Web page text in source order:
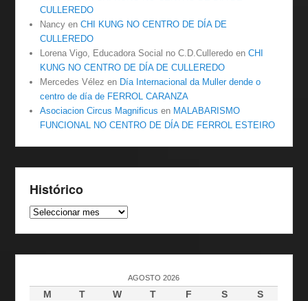
CULLEREDO
Nancy enCHI KUNG NO CENTRO DE DÍA DE
CULLEREDO
Lorena Vigo, Educadora Social no C.D.Culleredo enCHI
KUNG NO CENTRO DE DÍA DE CULLEREDO
Mercedes Vélez en Día Internacional da Muller dende o
centro de día de FERROL CARANZA
Asociacion Circus Magnificus en MALABARISMO
FUNCIONAL NO CENTRO DE DÍA DE FERROL ESTEIRO
Histórico
Histórico
AGOSTO 2026
M T W T F S
S